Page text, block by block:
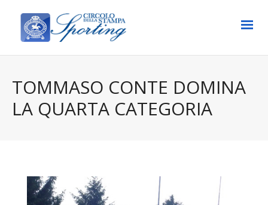
TOMMASO CONTE DOMINA
LA QUARTA CATEGORIA